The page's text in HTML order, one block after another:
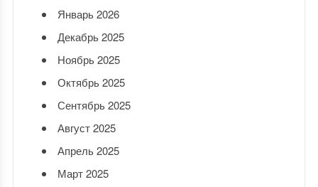
Январь 2026
Декабрь 2025
Ноябрь 2025
Октябрь 2025
Сентябрь 2025
Август 2025
Апрель 2025
Март 2025